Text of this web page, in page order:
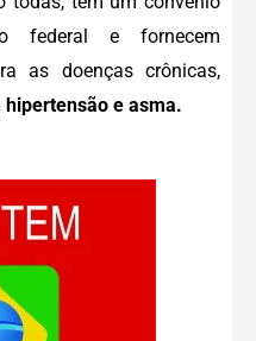
e fornecem
as doenças crônicas,
hipertensão e asma.